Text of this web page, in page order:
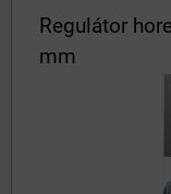
Regulátor
mm